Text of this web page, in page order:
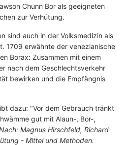
Chunn Bor als geeigneten
zur Verhütung.
sind auch in der Volksmedizin als
1709 erwähnte der venezianische
Borax: Zusammen mit einem
nach dem Geschlechtsverkehr
bewirken und die Empfängnis
dazu: "Vor dem Gebrauch tränkt
ämme gut mit Alaun-, Bor-,
Magnus Hirschfeld, Richard
- Mittel und Methoden.